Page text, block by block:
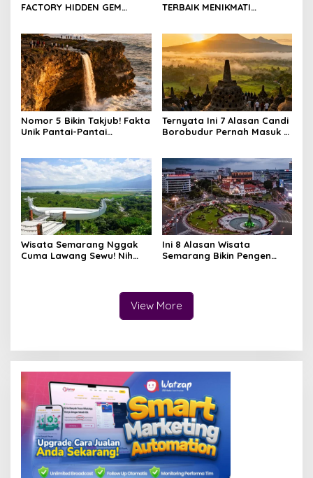
FACTORY HIDDEN GEM
TERBAIK MENIKMATI
Nomor 5 Bikin Takjub! Fakta
Unik Pantai-Pantai
Ternyata Ini 7 Alasan Candi
Borobudur Pernah Masuk 7
Wisata Semarang Nggak
Cuma Lawang Sewu! Nih
Ini 8 Alasan Wisata
Semarang Bikin Pengen
View More